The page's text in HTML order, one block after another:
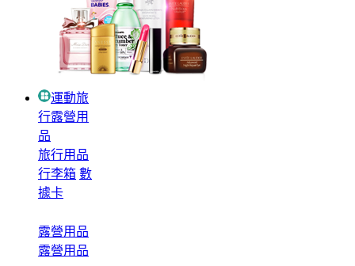
運動旅
行露營用
品
旅行用品
行李箱 數
據卡
露營用品
露營用品